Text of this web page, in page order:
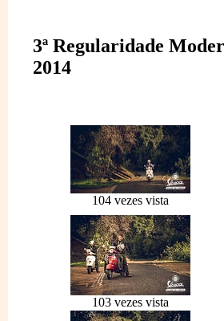
3ª Regularidade
2014
104 vezes vista
103 vezes vista